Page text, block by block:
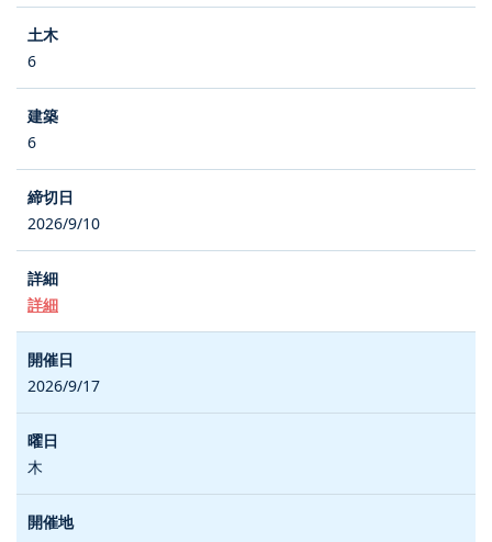
6
6
2026/9/10
詳細
2026/9/17
木